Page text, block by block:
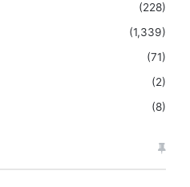
(228)
(1,339)
(71)
(2)
(8)